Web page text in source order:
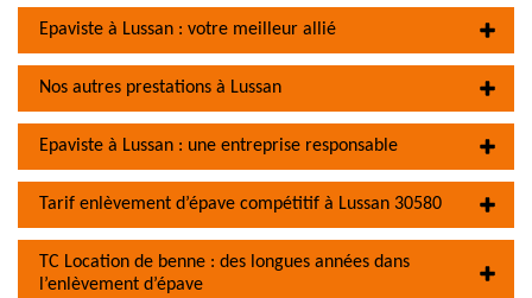
Epaviste à Lussan : votre meilleur allié
Nos autres prestations à Lussan
Epaviste à Lussan : une entreprise responsable
Tarif enlèvement d’épave compétitif à Lussan 30580
TC Location de benne : des longues années dans
l’enlèvement d’épave